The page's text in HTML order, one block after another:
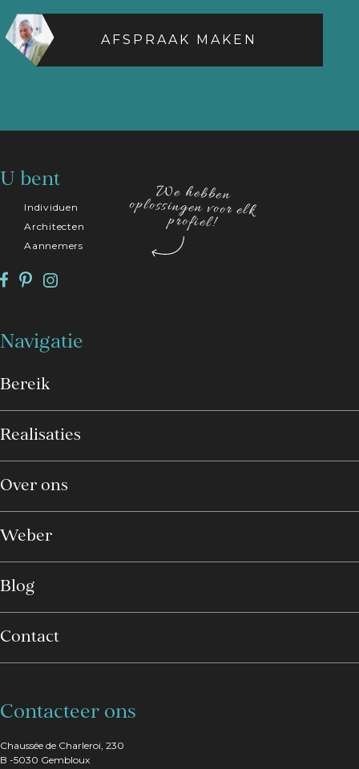
AFSPRAAK MAKEN
U bent
Individuen
Architecten
Aannemers
We hebben
oplossingen voor elk
profiel!
Navigatie
Bereik
Realisaties
Over ons
Weber
Blog
Contact
Contacteer ons
Chaussée de Charleroi, 230
B -5030 Gembloux